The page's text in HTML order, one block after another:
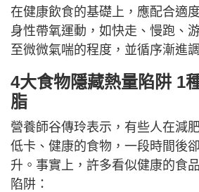
在健康飲食的基礎上，應配合適
身性帶氧運動，如快走、慢跑、
至微微氣喘的程度，並循序漸進
4大食物隱藏熱量陷阱 1
脂
營養師谷傳玲表示，有些人在減
低卡、健康的食物，一段時間後
升。事實上，許多看似健康的食
陷阱：